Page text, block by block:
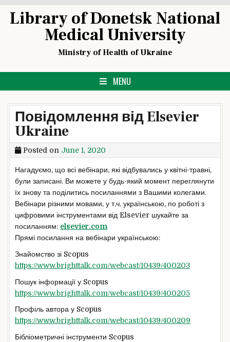
Library of Donetsk National
Medical University
Ministry of Health of Ukraine
MENU
Повідомлення від Elsevier
Ukraine
Posted on June 1, 2020
Нагадуємо, що всі вебінари, які відбувались у квітні-травні,
були записані. Ви можете у будь-який момент переглянути
їх знову та поділитись посиланнями з Вашими колегами.
Вебінари різними мовами, у т.ч. українською, по роботі з
цифровими інструментами від Elsevier шукайте за
посиланням: elsevier.com
Прямі посилання на вебінари українською:
Знайомство зі Scopus
https://www.brighttalk.com/webcast/10439/400203
Пошук інформації у Scopus
https://www.brighttalk.com/webcast/10439/400205
Профіль автора у Scopus
https://www.brighttalk.com/webcast/10439/400209
Бібліометричні інструменти Scopus